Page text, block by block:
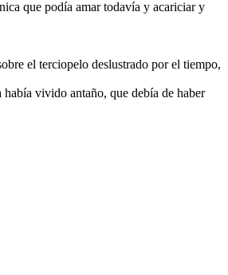
que podía amar todavía y acariciar y
el terciopelo deslustrado por el tiempo,
había vivido antaño, que debía de haber